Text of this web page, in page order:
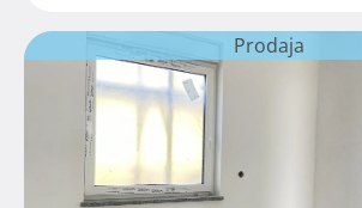
Prodaja